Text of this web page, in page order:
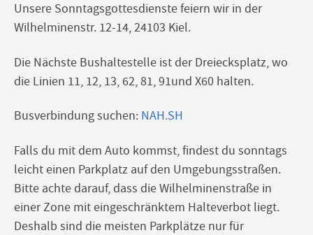
Unsere Sonntagsgottesdienste feiern wir in der
Wilhelminenstr. 12-14, 24103 Kiel.
Die Nächste Bushaltestelle ist der Dreiecksplatz, wo
die Linien 11, 12, 13, 62, 81, 91und X60 halten.
Busverbindung suchen: NAH.SH
Falls du mit dem Auto kommst, findest du sonntags
leicht einen Parkplatz auf den Umgebungsstraßen.
Bitte achte darauf, dass die Wilhelminenstraße in
einer Zone mit eingeschränktem Halteverbot liegt.
Deshalb sind die meisten Parkplätze nur für